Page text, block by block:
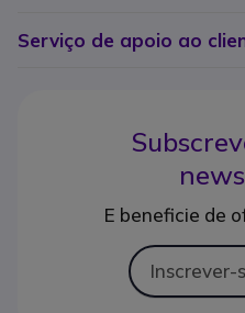
Serviço de apoio ao
E beneficie de
Inscrever-